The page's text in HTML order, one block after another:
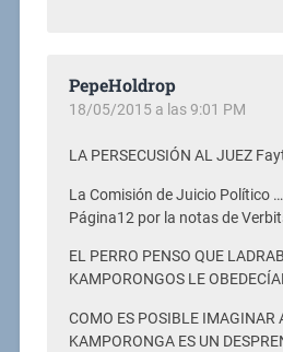
PepeHoldrop
18/05/2015 a las 9:01 PM
LA PERSECUSIÓN AL JUEZ
La Comisión de Juicio Político
Página12 por la notas de
EL PERRO PENSO QUE
KAMPORONGOS LE
COMO ES POSIBLE IMAGINAR
KAMPORONGA ES UN